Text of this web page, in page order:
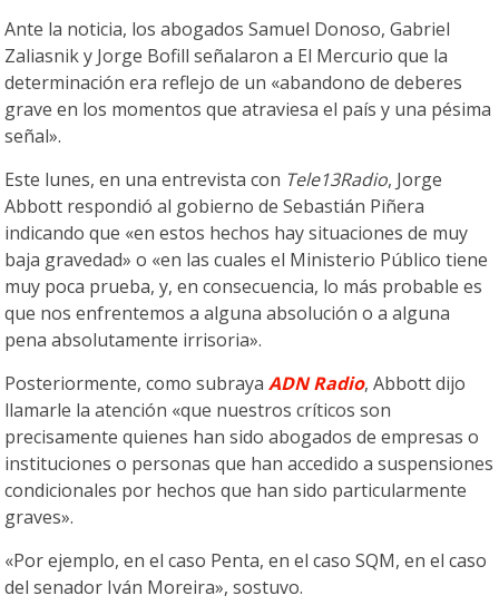
Ante la noticia, los abogados Samuel Donoso, Gabriel
Zaliasnik y Jorge Bofill señalaron a El Mercurio que la
determinación era reflejo de un «abandono de deberes
grave en los momentos que atraviesa el país y una pésima
señal».
Este lunes, en una entrevista con Tele13Radio, Jorge
Abbott respondió al gobierno de Sebastián Piñera
indicando que «en estos hechos hay situaciones de muy
baja gravedad» o «en las cuales el Ministerio Público tiene
muy poca prueba, y, en consecuencia, lo más probable es
que nos enfrentemos a alguna absolución o a alguna
pena absolutamente irrisoria».
Posteriormente, como subrayaADN Radio, Abbott dijo
llamarle la atención «que nuestros críticos son
precisamente quienes han sido abogados de empresas o
instituciones o personas que han accedido a suspensiones
condicionales por hechos que han sido particularmente
graves».
«Por ejemplo, en el caso Penta, en el caso SQM, en el caso
del senador Iván Moreira», sostuvo.